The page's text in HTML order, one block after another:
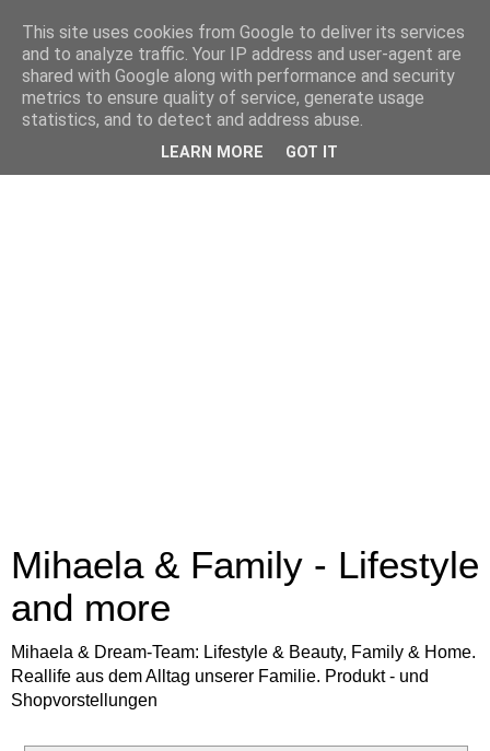
Mihaela & Family - Lifestyle
and more
Mihaela & Dream-Team: Lifestyle & Beauty, Family & Home.
Reallife aus dem Alltag unserer Familie. Produkt - und
Shopvorstellungen
This site uses cookies from Google to deliver its services
and to analyze traffic. Your IP address and user-agent are
shared with Google along with performance and security
metrics to ensure quality of service, generate usage
statistics, and to detect and address abuse.
LEARN MORE GOT IT